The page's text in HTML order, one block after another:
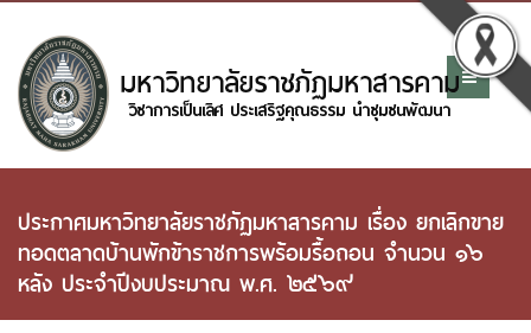
ประกาศมหาวิทยาลัยราชภัฏมหาสารคาม เรื่อง ยกเลิกขาย
ทอดตลาดบ้านพักข้าราชการพร้อมรื้อถอน จำนวน ๑๖
หลัง ประจำปีงบประมาณ พ.ศ. ๒๕๖๙